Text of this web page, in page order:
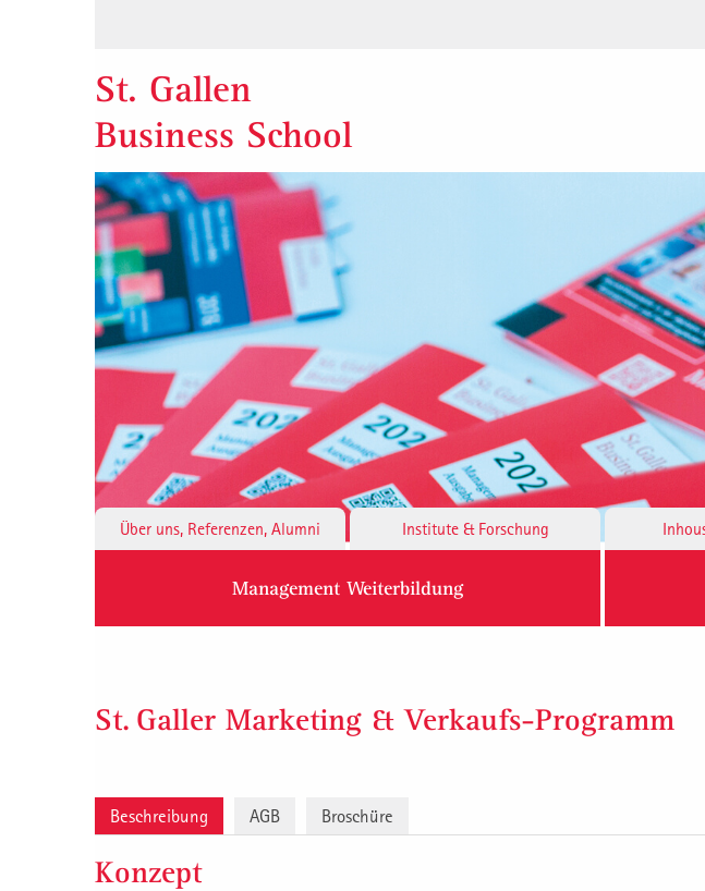
St. Gallen
Business School
Über uns, Referenzen, Alumni Institute & Forschung
Management Weiterbildung
St. Galler Marketing & Verkaufs-Programm
Beschreibung AGB Broschüre
Konzept